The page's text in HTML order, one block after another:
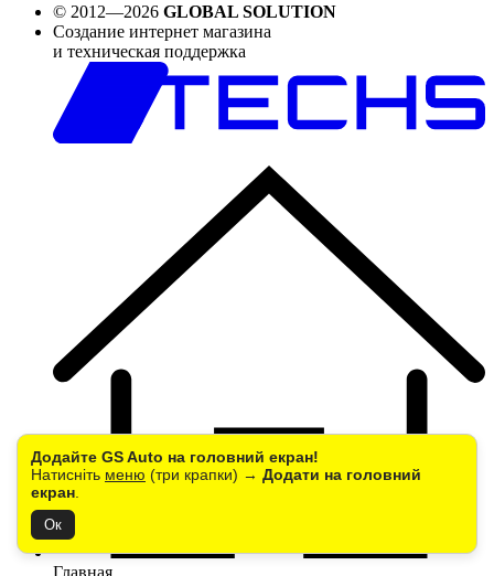
Додайте GS Auto на головний екран!
Натисніть меню (три крапки) → Додати на головний
екран
Ок
© 2012—2026 GLOBAL SOLUTION
Создание интернет магазина
и техническая поддержка
Главная